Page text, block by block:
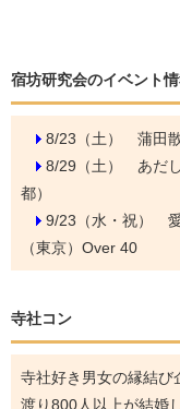
宿坊研究会のイベント
8/23（土） 蒲田
8/29（土） あだ
都）
9/23（水・祝）
（東京）Over 40
寺社コン
寺社好き男女の縁結び
渡り800人以上が結婚